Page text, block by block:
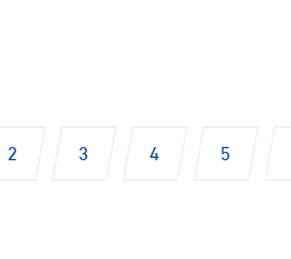
2 3 4 5